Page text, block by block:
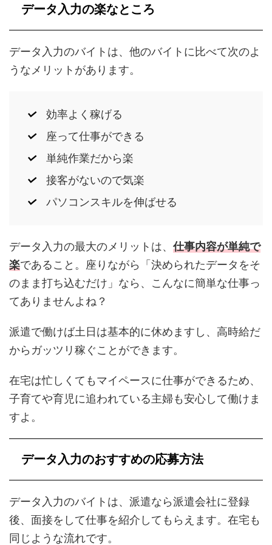
データ入力の楽なところ
データ入力のバイトは、他のバイトに比べて次のよ
うなメリットがあります。
効率よく稼げる
座って仕事ができる
単純作業だから楽
接客がないので気楽
パソコンスキルを伸ばせる
データ入力の最大のメリットは、 仕事内容が単純で
楽であること。座りながら「決められたデータをそ
のまま打ち込むだけ」なら、こんなに簡単な仕事っ
てありませんよね？
派遣で働けば土日は基本的に休めますし、高時給だ
からガッツリ稼ぐことができます。
在宅は忙しくてもマイペースに仕事ができるため、
子育てや育児に追われている主婦も安心して働けま
すよ。
データ入力のおすすめの応募方法
データ入力のバイトは、派遣なら派遣会社に登録
後、面接をして仕事を紹介してもらえます。在宅も
同じような流れです。